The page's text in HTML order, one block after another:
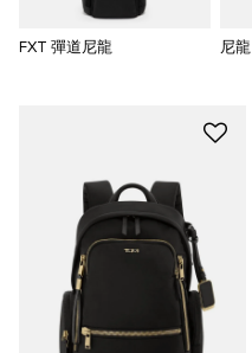
FXT 彈道尼龍 尼龍